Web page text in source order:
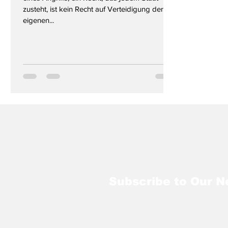
zusteht, ist kein Recht auf Verteidigung der
eigenen...